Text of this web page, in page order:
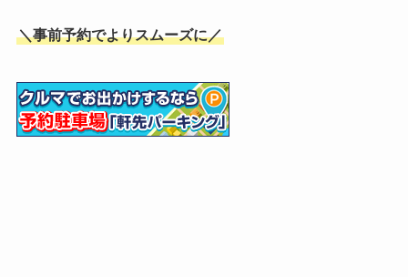
＼事前予約でよりスムーズに／